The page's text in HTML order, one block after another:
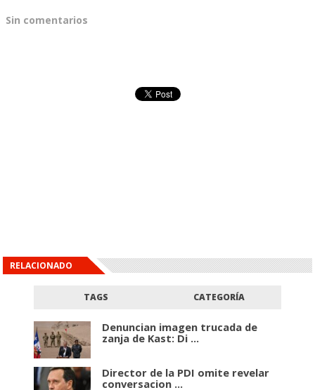
Sin comentarios
RELACIONADO
TAGS CATEGORÍA
Denuncian imagen trucada de
zanja de Kast: Di ...
Director de la PDI omite revelar
conversacion ...